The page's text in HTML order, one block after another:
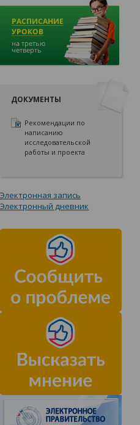
ДОКУМЕНТЫ
Рекомендации по
написанию
исследовательской
работы и проекта
Электронная запись
Электронный дневник